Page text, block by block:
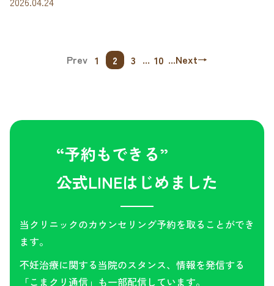
Prev 1 2 3 ... 10 ...Next→
“予約もできる”
公式LINEはじめました
当クリニックのカウンセリング予約を取ることができ
ます。
不妊治療に関する当院のスタンス、情報を発信する
「こまクリ通信」も一部配信しています。